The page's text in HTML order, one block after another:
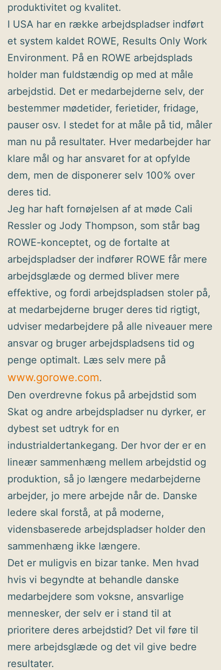
produktivitet og kvalitet.
I USA har en række arbejdspladser indført
et system kaldet ROWE, Results Only Work
Environment. På en ROWE arbejdsplads
holder man fuldstændig op med at måle
arbejdstid. Det er medarbejderne selv, der
bestemmer mødetider, ferietider, fridage,
pauser osv. I stedet for at måle på tid, måler
man nu på resultater. Hver medarbejder har
klare mål og har ansvaret for at opfylde
dem, men de disponerer selv 100% over
deres tid.
Jeg har haft fornøjelsen af at møde Cali
Ressler og Jody Thompson, som står bag
ROWE-konceptet, og de fortalte at
arbejdspladser der indfører ROWE får mere
arbejdsglæde og dermed bliver mere
effektive, og fordi arbejdspladsen stoler på,
at medarbejderne bruger deres tid rigtigt,
udviser medarbejdere på alle niveauer mere
ansvar og bruger arbejdspladsens tid og
penge optimalt. Læs selv mere på
www.gorowe.com.
Den overdrevne fokus på arbejdstid som
Skat og andre arbejdspladser nu dyrker, er
dybest set udtryk for en
industrialdertankegang. Der hvor der er en
lineær sammenhæng mellem arbejdstid og
produktion, så jo længere medarbejderne
arbejder, jo mere arbejde når de. Danske
ledere skal forstå, at på moderne,
vidensbaserede arbejdspladser holder den
sammenhæng ikke længere.
Det er muligvis en bizar tanke. Men hvad
hvis vi begyndte at behandle danske
medarbejdere som voksne, ansvarlige
mennesker, der selv er i stand til at
prioritere deres arbejdstid? Det vil føre til
mere arbejdsglæde og det vil give bedre
resultater.